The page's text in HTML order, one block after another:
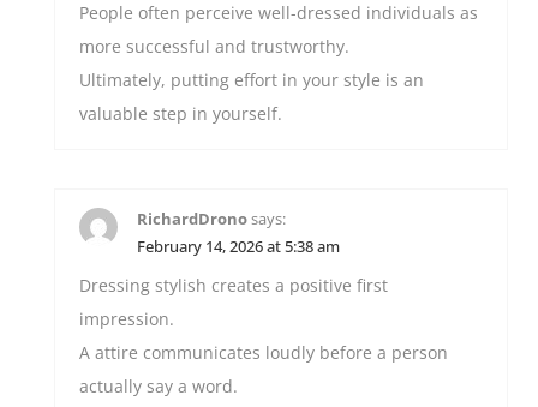
People often perceive well-dressed individuals as
more successful and trustworthy.
Ultimately, putting effort in your style is an
valuable step in yourself.
RichardDronosays:
February 14, 2026 at 5:38 am
Dressing stylish creates a positive first
impression.
A attire communicates loudly before a person
actually say a word.